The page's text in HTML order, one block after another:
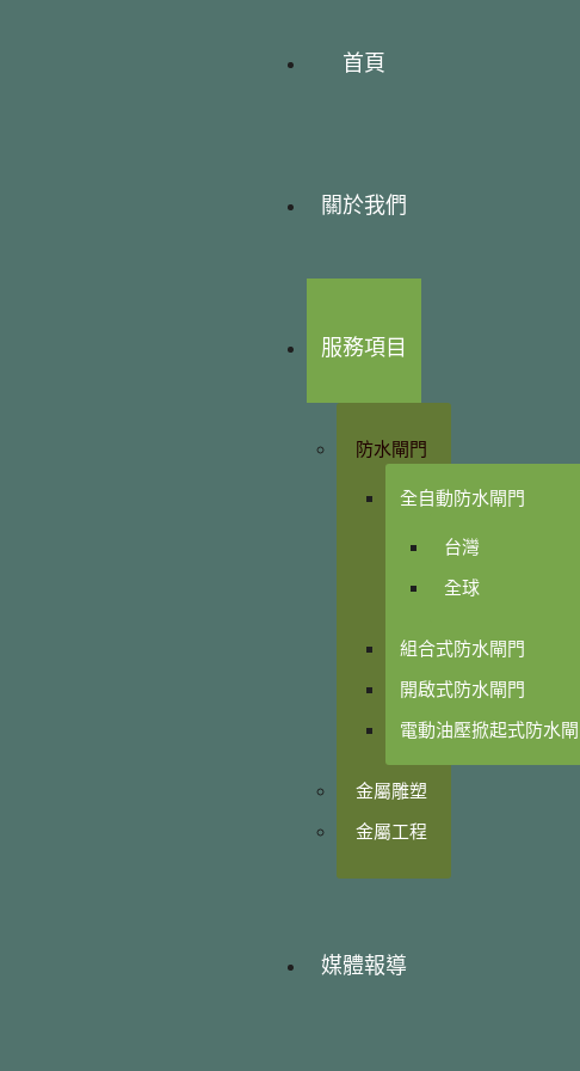
首頁
關於我們
服務項目
防水閘門
全自動防水閘門
台灣
全球
組合式防水閘門
開啟式防水閘門
電動油壓掀起式防水
金屬雕塑
金屬工程
媒體報導